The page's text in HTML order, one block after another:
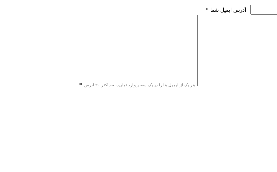
* آدرس ايميل شما
هر یک از ایمیل ها را در یک سطر وارد نمایید، حداکثر ۲۰ آدرس